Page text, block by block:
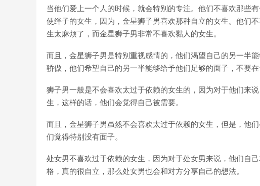
当他们爱上一个人的时候，就会特别的专注。他们不喜欢那些
使绊子的女生，因为，金星狮子男喜欢那种自立的女生。他们
生太麻烦了，而金星狮子男非常不喜欢黏人的女生。
而且，金星狮子男是特别重视感情的，他们渴望自己的另一半
骄傲，他们希望自己的另一半能够给予他们足够的面子，不要
狮子男一般是不会喜欢太过于依赖的女生的，因为对于他们来
生，这样的话，他们会觉得自己被需要。
而且，金星狮子男虽然不会喜欢太过于依赖的女生，但是，他
们觉得特别没有面子。
处女男不喜欢过于依赖的女生，因为对于处女男来说，他们自
格，真的很自立，那么处女男也会和对方分享自己的想法。